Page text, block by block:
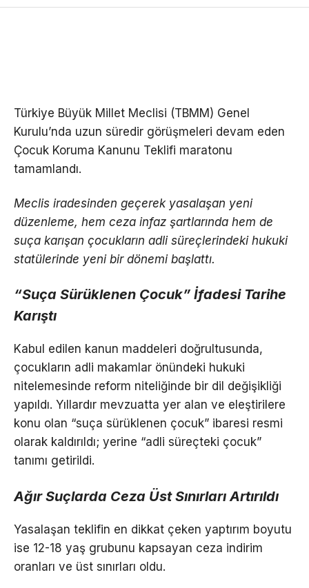
Türkiye Büyük Millet Meclisi (TBMM) Genel
Kurulu’nda uzun süredir görüşmeleri devam eden
Çocuk Koruma Kanunu Teklifi maratonu
tamamlandı.
Meclis iradesinden geçerek yasalaşan yeni
düzenleme, hem ceza infaz şartlarında hem de
suça karışan çocukların adli süreçlerindeki hukuki
statülerinde yeni bir dönemi başlattı.
“Suça Sürüklenen Çocuk” İfadesi Tarihe
Karıştı
Kabul edilen kanun maddeleri doğrultusunda,
çocukların adli makamlar önündeki hukuki
nitelemesinde reform niteliğinde bir dil değişikliği
yapıldı. Yıllardır mevzuatta yer alan ve eleştirilere
konu olan “suça sürüklenen çocuk” ibaresi resmi
olarak kaldırıldı; yerine “adli süreçteki çocuk”
tanımı getirildi.
Ağır Suçlarda Ceza Üst Sınırları Artırıldı
Yasalaşan teklifin en dikkat çeken yaptırım boyutu
ise 12-18 yaş grubunu kapsayan ceza indirim
oranları ve üst sınırları oldu.